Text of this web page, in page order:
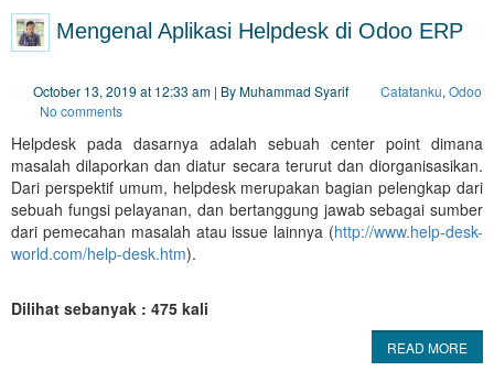
Mengenal Aplikasi Helpdesk di Odoo ERP
October 13, 2019 at 12:33 am | By Muhammad Syarif Catatanku, Odoo
No comments
Helpdesk pada dasarnya adalah sebuah center point dimana
masalah dilaporkan dan diatur secara terurut dan diorganisasikan.
Dari perspektif umum, helpdesk merupakan bagian pelengkap dari
sebuah fungsi pelayanan, dan bertanggung jawab sebagai sumber
dari pemecahan masalah atau issue lainnya (http://www.help-desk-
world.com/help-desk.htm).
Dilihat sebanyak : 475 kali
READ MORE